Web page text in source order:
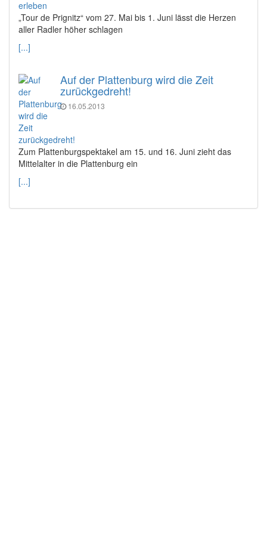
„Tour de Prignitz“ vom 27. Mai bis 1. Juni lässt die Herzen
aller Radler höher schlagen
[...]
Auf der Plattenburg wird die Zeit
zurückgedreht!
16.05.2013
Zum Plattenburgspektakel am 15. und 16. Juni zieht das
Mittelalter in die Plattenburg ein
[...]